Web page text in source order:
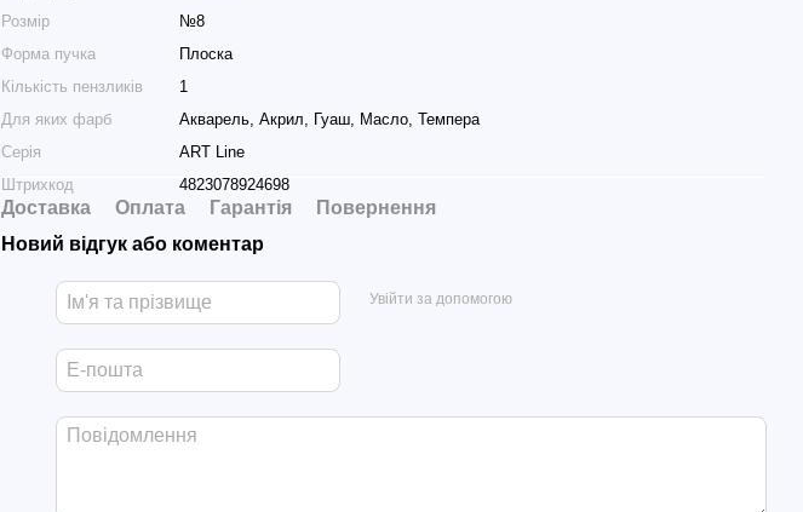
Розмір
№8
Форма пучка
Плоска
Кількість пензликів
1
Для яких фарб
Акварель, Акрил, Гуаш, Масло, Темпера
Серія
ART Line
Штрихкод
4823078924698
Доставка Оплата Гарантія
Повернення
Новий відгук або коментар
Увійти за допомогою